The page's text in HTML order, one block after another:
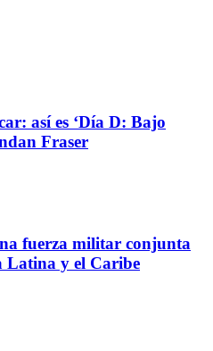
así es ‘Día D: Bajo
Fraser
fuerza militar conjunta
Latina y el Caribe